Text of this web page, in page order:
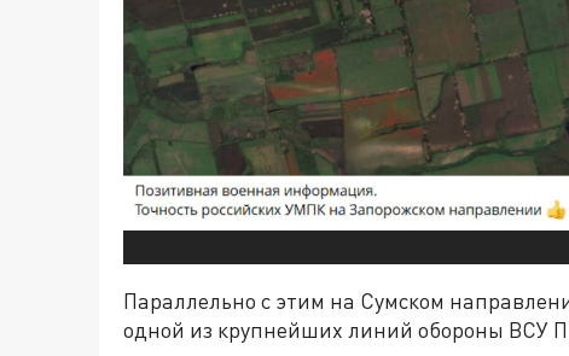
Параллельно с этим на Сумском
одной из крупнейших линий обороны ВСУ